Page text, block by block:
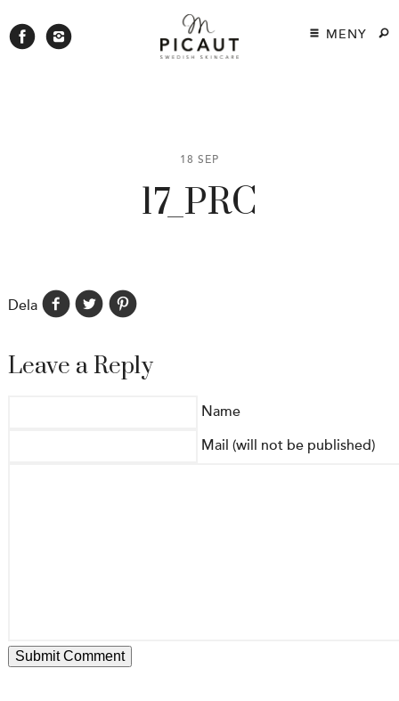
MENY
18 SEP
17_PRC
Dela
Leave a Reply
Name
Mail (will not be published)